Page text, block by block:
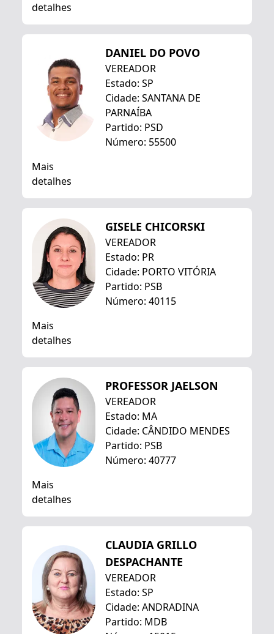
detalhes
DANIEL DO POVO
VEREADOR
Estado: SP
Cidade: SANTANA DE
PARNAÍBA
Partido: PSD
Número: 55500
Mais
detalhes
GISELE CHICORSKI
VEREADOR
Estado: PR
Cidade: PORTO VITÓRIA
Partido: PSB
Número: 40115
Mais
detalhes
PROFESSOR JAELSON
VEREADOR
Estado: MA
Cidade: CÂNDIDO MENDES
Partido: PSB
Número: 40777
Mais
detalhes
CLAUDIA GRILLO
DESPACHANTE
VEREADOR
Estado: SP
Cidade: ANDRADINA
Partido: MDB